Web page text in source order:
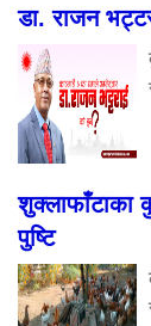
डा. राजन
शुक्लाफाँटाका
पुष्टि